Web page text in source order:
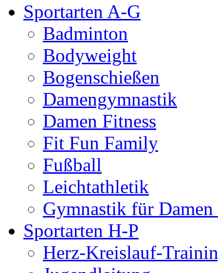
Sportarten A-G
Badminton
Bodyweight
Bogenschießen
Damengymnastik
Damen Fitness
Fit Fun Family
Fußball
Leichtathletik
Gymnastik für
Sportarten H-P
Herz-Kreislauf-